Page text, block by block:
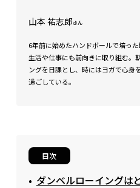
山本 祐志郎さん
6年前に始めたハンドボールで培っ
生活や仕事にも前向きに取り組む。
ングを日課とし、時にはヨガで心身
過ごしている。
目次
ダンベルローイングは